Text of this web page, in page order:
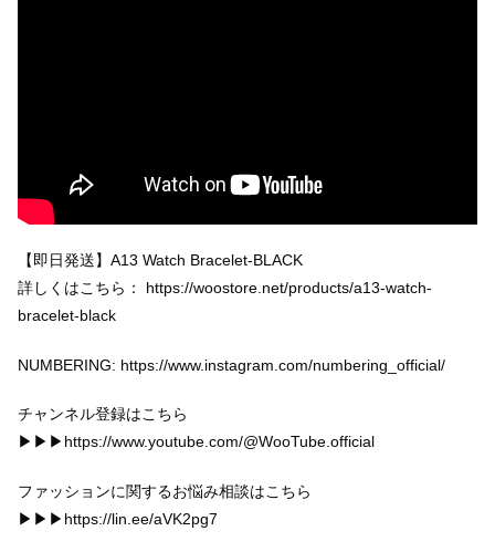
【即日発送】A13 Watch Bracelet-BLACK
詳しくはこちら： https://woostore.net/products/a13-watch-
bracelet-black
NUMBERING: https://www.instagram.com/numbering_official/
チャンネル登録はこちら
▶︎▶︎▶︎https://www.youtube.com/@WooTube.official
ファッションに関するお悩み相談はこちら
▶︎▶︎▶︎https://lin.ee/aVK2pg7